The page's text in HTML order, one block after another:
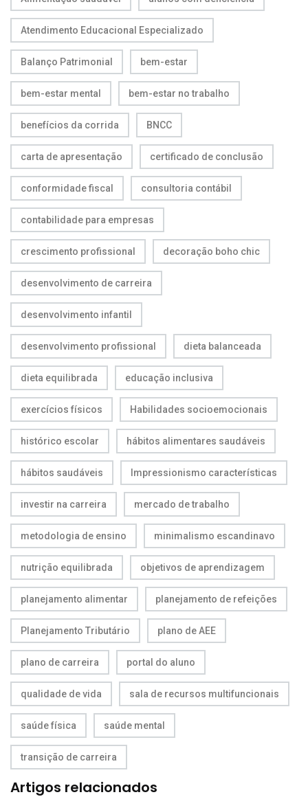
Atendimento Educacional Especializado
Balanço Patrimonial bem-estar
bem-estar mental bem-estar no trabalho
benefícios da corrida BNCC
carta de apresentação certificado de conclusão
conformidade fiscal consultoria contábil
contabilidade para empresas
crescimento profissional decoração boho chic
desenvolvimento de carreira
desenvolvimento infantil
desenvolvimento profissional dieta balanceada
dieta equilibrada educação inclusiva
exercícios físicos Habilidades socioemocionais
histórico escolar hábitos alimentares saudáveis
hábitos saudáveis Impressionismo características
investir na carreira mercado de trabalho
metodologia de ensino minimalismo escandinavo
nutrição equilibrada objetivos de aprendizagem
planejamento alimentar planejamento de refeições
Planejamento Tributário plano de AEE
plano de carreira portal do aluno
qualidade de vida sala de recursos multifuncionais
saúde física saúde mental
transição de carreira
Artigos relacionados